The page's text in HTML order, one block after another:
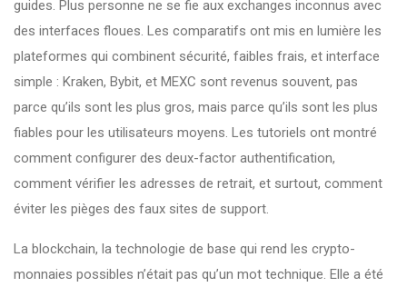
guides. Plus personne ne se fie aux exchanges inconnus avec
des interfaces floues. Les comparatifs ont mis en lumière les
plateformes qui combinent sécurité, faibles frais, et interface
simple : Kraken, Bybit, et MEXC sont revenus souvent, pas
parce qu’ils sont les plus gros, mais parce qu’ils sont les plus
fiables pour les utilisateurs moyens. Les tutoriels ont montré
comment configurer des deux-factor authentification,
comment vérifier les adresses de retrait, et surtout, comment
éviter les pièges des faux sites de support.
La blockchain, la technologie de base qui rend les crypto-
monnaies possibles n’était pas qu’un mot technique. Elle a été